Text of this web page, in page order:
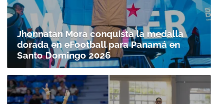
Jhonnatan Mora conquista la medalla
dorada en eFootball para Panamá en
Santo Doming­o 2026